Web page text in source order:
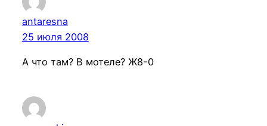
antaresna
25 июля 2008
А что там? В мотеле? Ж8-0